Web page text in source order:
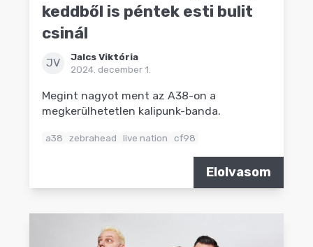
keddből is péntek esti bulit
csinál
JV
Jalcs Viktória
2024. december 1.
Megint nagyot ment az A38-on a
megkerülhetetlen kalipunk-banda.
a38 zebrahead live nation cf98
Elolvasom